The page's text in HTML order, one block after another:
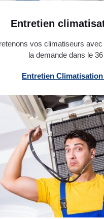
Entretien
vos climatiseurs
la demande dans le 36
Entretien Climatisation